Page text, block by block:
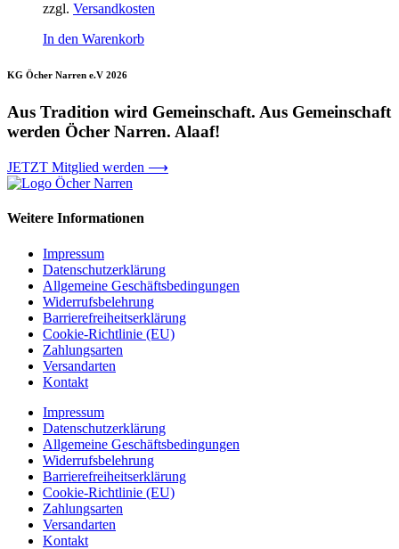
zzgl. Versandkosten
In den Warenkorb
KG Öcher Narren e.V 2026
Aus Tradition wird Gemeinschaft. Aus Gemeinschaft
werden Öcher Narren. Alaaf!
JETZT Mitglied werden ⟶
Weitere Informationen
Impressum
Datenschutzerklärung
Allgemeine Geschäftsbedingungen
Widerrufsbelehrung
Barrierefreiheitserklärung
Cookie-Richtlinie (EU)
Zahlungsarten
Versandarten
Kontakt
Impressum
Datenschutzerklärung
Allgemeine Geschäftsbedingungen
Widerrufsbelehrung
Barrierefreiheitserklärung
Cookie-Richtlinie (EU)
Zahlungsarten
Versandarten
Kontakt